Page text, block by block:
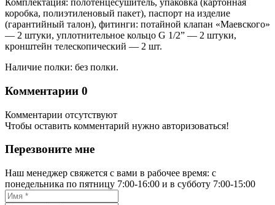
Комплектация: полотенцесушитель, упаковка (картонная
коробка, полиэтиленовый пакет), паспорт на изделие
(гарантийный талон), фитинги: потайной клапан «Маевского»
— 2 штуки, уплотнительное кольцо G 1/2” — 2 штуки,
кронштейн телескопический — 2 шт.
Наличие полки: без полки.
Комментарии 0
Комментарии отсутствуют
Чтобы оставить комментарий нужно авторизоваться!
Перезвоните мне
Наш менеджер свяжется с вами в рабочее время: с
понедельника по пятницу 7:00-16:00 и в субботу 7:00-15:00